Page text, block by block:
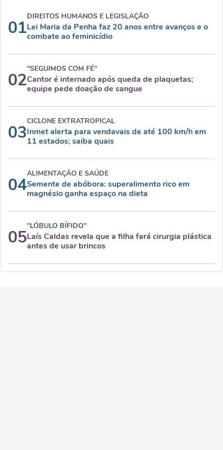
01
DIREITOS HUMANOS E LEGISLAÇÃO
Lei Maria da Penha faz 20 anos entre avanços e o
combate ao feminicídio
02
"SEGUIMOS COM FÉ"
Cantor é internado após queda de plaquetas;
equipe pede doação de sangue
03
CICLONE EXTRATROPICAL
Inmet alerta para vendavais de até 100 km/h em
11 estados; saiba quais
04
ALIMENTAÇÃO E SAÚDE
Semente de abóbora: superalimento rico em
magnésio ganha espaço na dieta
05
"LÓBULO BÍFIDO"
Laís Caldas revela que a filha fará cirurgia plástica
antes de usar brincos